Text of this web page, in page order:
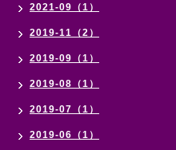
2021-09（1）
2019-11（2）
2019-09（1）
2019-08（1）
2019-07（1）
2019-06（1）